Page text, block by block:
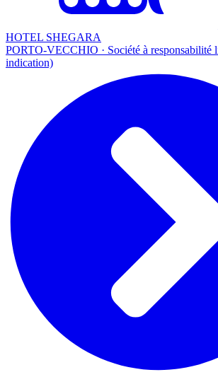
HOTEL SHEGARA
PORTO-VECCHIO · Société à responsabilité
indication)